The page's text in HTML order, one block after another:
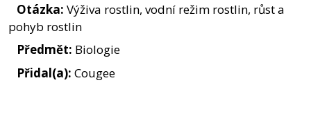
Otázka: Výživa rostlin, vodní režim rostlin, růst a
pohyb rostlin
Předmět: Biologie
Přidal(a): Cougee